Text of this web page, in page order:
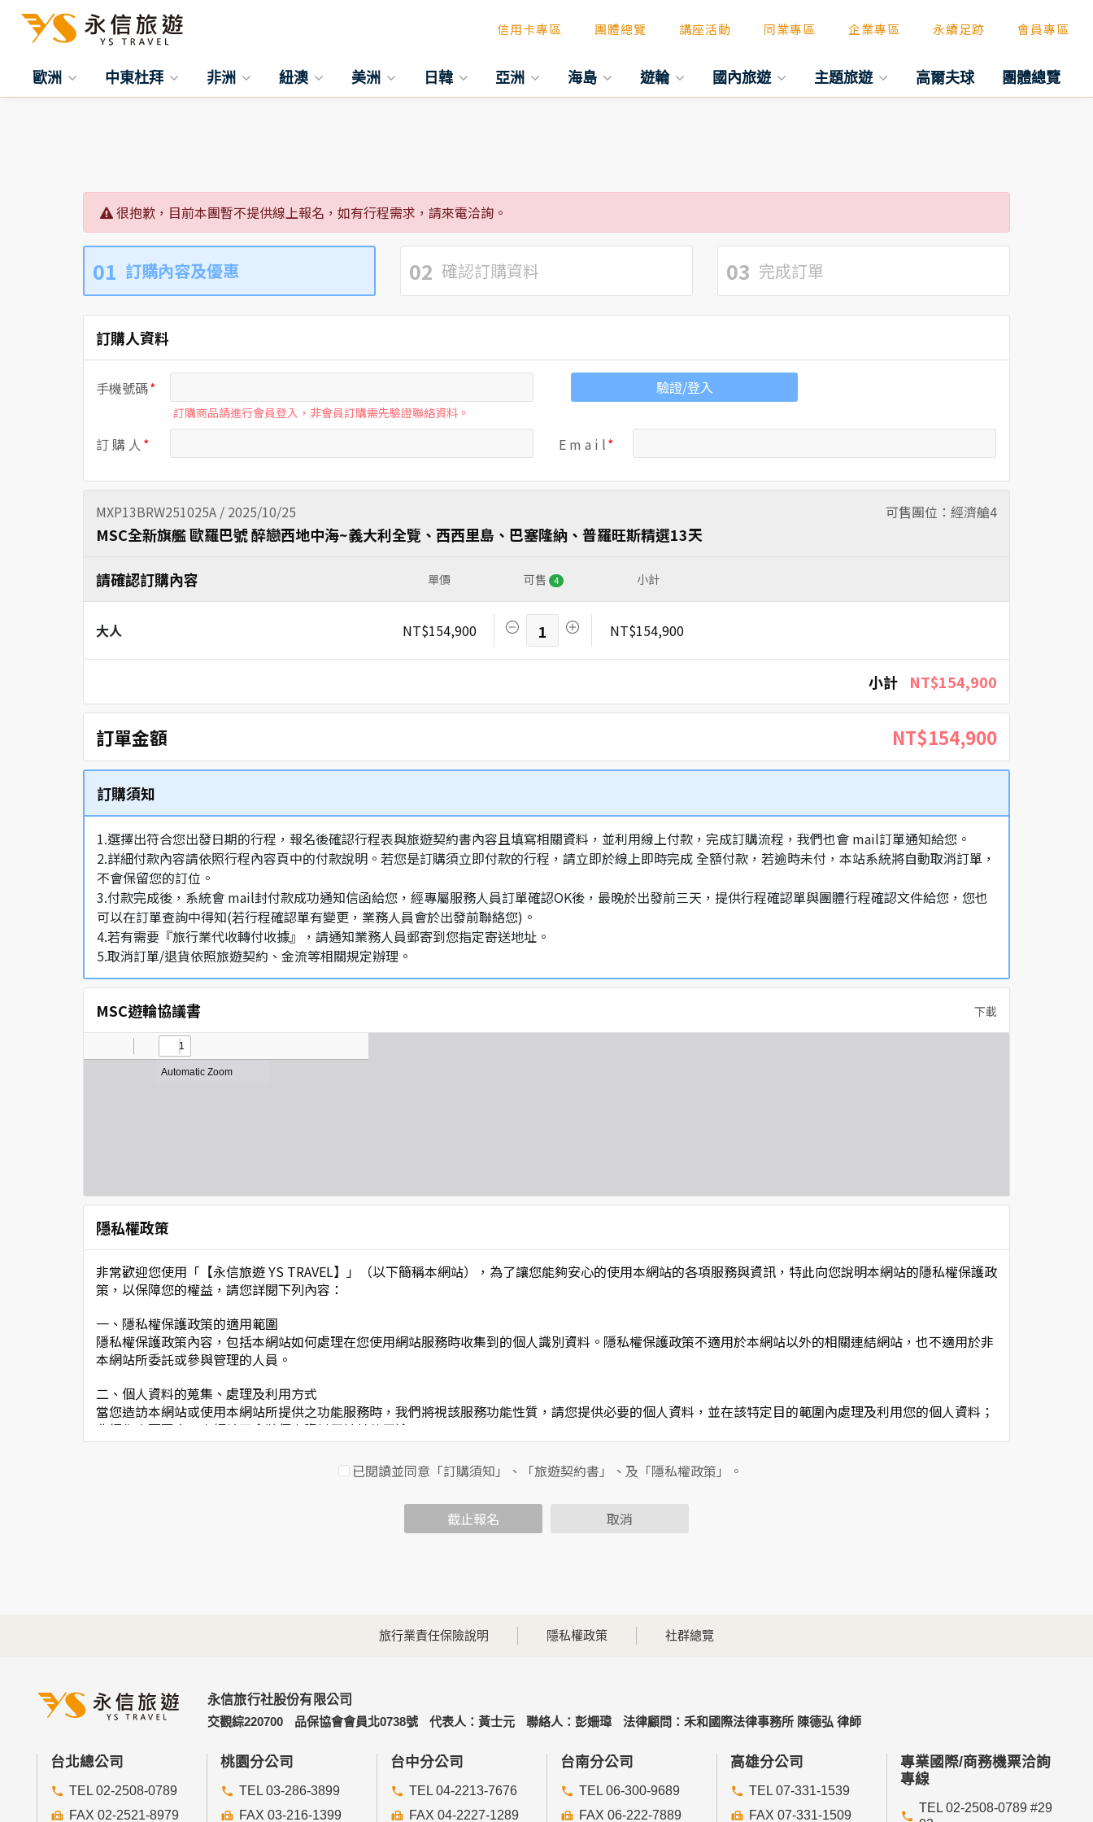
信用卡專區 團體總覽 講座活動 同業專區 企業專區 永續足跡 會員專區
歐洲 中東杜拜 非洲 紐澳 美洲 日韓 亞洲 海島 遊輪 國內旅遊 主題旅遊 高爾夫球 團體總覽
很抱歉，目前本團暫不提供線上報名，如有行程需求，請來電洽詢。
01 訂購內容及優惠 02 確認訂購資料 03 完成訂單
訂購人資料
手機號碼
訂購商品請進行會員登入，非會員訂購需先驗證聯絡資料。
驗證/登入
訂 購 人 E m a i l
MXP13BRW251025A / 2025/10/25 可售團位：經濟艙4
MSC全新旗艦 歐羅巴號 醉戀西地中海~義大利全覽、西西里島、巴塞隆納、普羅旺斯精選13天
請確認訂購內容 單價 可售 4 小計
大人 NT$154,900 1 NT$154,900
小計 NT$154,900
訂單金額 NT$154,900
訂購須知
1.選擇出符合您出發日期的行程，報名後確認行程表與旅遊契約書內容且填寫相關資料，並利用線上付款，完成訂購流程，我們也會 mail訂單通知給您。
2.詳細付款內容請依照行程內容頁中的付款說明。若您是訂購須立即付款的行程，請立即於線上即時完成 全額付款，若逾時未付，本站系統將自動取消訂單，
不會保留您的訂位。
3.付款完成後，系統會 mail封付款成功通知信函給您，經專屬服務人員訂單確認OK後，最晚於出發前三天，提供行程確認單與團體行程確認文件給您，您也
可以在訂單查詢中得知(若行程確認單有變更，業務人員會於出發前聯絡您)。
4.若有需要『旅行業代收轉付收據』，請通知業務人員郵寄到您指定寄送地址。
5.取消訂單/退貨依照旅遊契約、金流等相關規定辦理。
MSC遊輪協議書 下載
隱私權政策
非常歡迎您使用「【永信旅遊 YS TRAVEL】」（以下簡稱本網站），為了讓您能夠安心的使用本網站的各項服務與資訊，特此向您說明本網站的隱私權保護政
策，以保障您的權益，請您詳閱下列內容：
一、隱私權保護政策的適用範圍
隱私權保護政策內容，包括本網站如何處理在您使用網站服務時收集到的個人識別資料。隱私權保護政策不適用於本網站以外的相關連結網站，也不適用於非
本網站所委託或參與管理的人員。
二、個人資料的蒐集、處理及利用方式
當您造訪本網站或使用本網站所提供之功能服務時，我們將視該服務功能性質，請您提供必要的個人資料，並在該特定目的範圍內處理及利用您的個人資料；
非經您書面同意，本網站不會將個人資料用於其他用途。
本網站在您使用服務信箱、問卷調查等互動性功能時，會保留您所提供的姓名、電子郵件地址、聯絡方式及使用時間等。
於一般瀏覽時，伺服器會自行記錄相關行徑，包括您使用連線設備的IP位址、使用時間、使用的瀏覽器、瀏覽及點選資料記錄等，做為我們增進網站服務的參
考依據，此記錄為內部應用，決不對外公佈。
為提供精確的服務，我們會將收集的問卷調查內容進行統計與分析，分析結果之統計數據或說明文字呈現，除供內部研究外，我們會視需要公佈統計數據及說
五、與第三人共用個人資料之政策
本網站絕不會提供、交換、出租或出售任何您的個人資料給其他個人、團體、私人企業或公務機關，但有法律依據或合約義務者，不在此限。
前項但書之情形包括不限於：
經由您書面同意。
法律明文規定。
已閱讀並同意「訂購須知」、「旅遊契約書」、及「隱私權政策」。
截止報名 取消
旅行業責任保險說明 隱私權政策 社群總覽
永信旅行社股份有限公司
交觀綜220700
品保協會會員北0738號 代表人：黃士元 聯絡人：彭姍瑋 法律顧問：禾和國際法律事務所 陳德弘 律師
台北總公司
TEL 02-2508-0789
FAX 02-2521-8979
桃園分公司
TEL 03-286-3899
FAX 03-216-1399
台中分公司
TEL 04-2213-7676
FAX 04-2227-1289
台南分公司
TEL 06-300-9689
FAX 06-222-7889
高雄分公司
TEL 07-331-1539
FAX 07-331-1509
專業國際/商務機票洽詢
專線
TEL 02-2508-0789 #29